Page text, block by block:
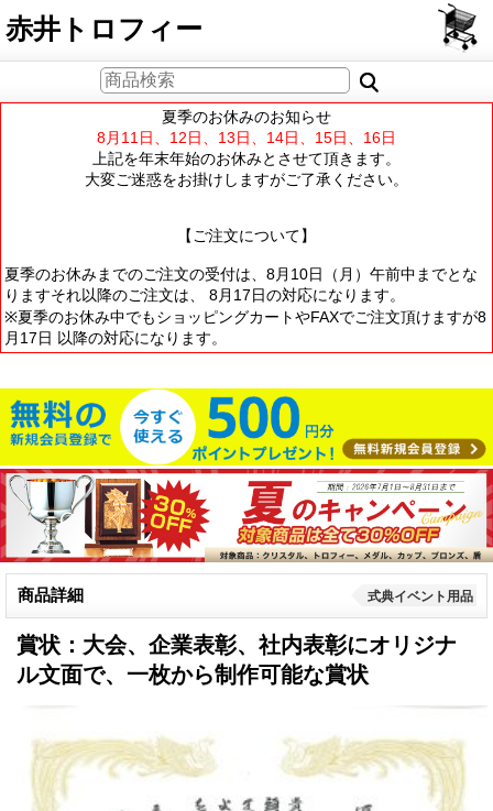
PCサイト
赤井トロフィー
夏季のお休みのお知らせ
8月11日、12日、13日、14日、15日、16日
上記を年末年始のお休みとさせて頂きます。
大変ご迷惑をお掛けしますがご了承ください。
【ご注文について】
夏季のお休みまでのご注文の受付は、8月10日（月）午前中までとな
りますそれ以降のご注文は、 8月17日の対応になります。
※夏季のお休み中でもショッピングカートやFAXでご注文頂けますが8
月17日 以降の対応になります。
商品詳細 式典イベント用品
賞状：大会、企業表彰、社内表彰にオリジナ
ル文面で、一枚から制作可能な賞状